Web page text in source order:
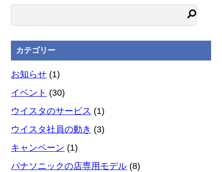
カテゴリー
お知らせ (1)
イベント (30)
ウイスタのサービス (1)
ウイスタ社員の動き (3)
キャンペーン (1)
パナソニックの店専用モデル (8)